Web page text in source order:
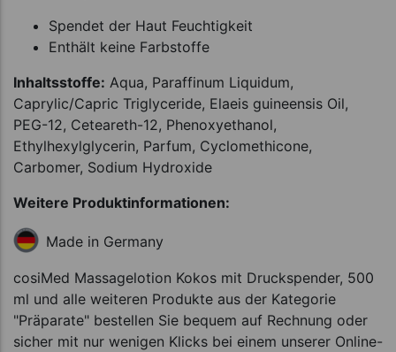
Spendet der Haut Feuchtigkeit
Enthält keine Farbstoffe
Inhaltsstoffe: Aqua, Paraffinum Liquidum,
Caprylic/Capric Triglyceride, Elaeis guineensis Oil,
PEG-12, Ceteareth-12, Phenoxyethanol,
Ethylhexylglycerin, Parfum, Cyclomethicone,
Carbomer, Sodium Hydroxide
Weitere Produktinformationen:
Made in Germany
cosiMed Massagelotion Kokos mit Druckspender, 500
ml und alle weiteren Produkte aus der Kategorie
"Präparate" bestellen Sie bequem auf Rechnung oder
sicher mit nur wenigen Klicks bei einem unserer Online-